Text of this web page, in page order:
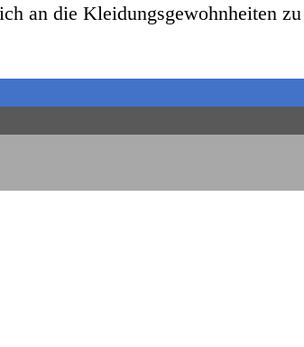
an die Kleidungsgewohnheiten